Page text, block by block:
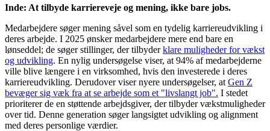
Inde: At tilbyde karriereveje og mening, ikke bare jobs.
Medarbejdere søger mening såvel som en tydelig karriereudvikling i
deres arbejde. I 2025 ønsker medarbejdere mere end bare en
lønseddel; de søger stillinger, der tilbyderklare muligheder for vækst
og udvikling. En nylig undersøgelse viser, at 94% af medarbejderne
ville blive længere i en virksomhed, hvis den investerede i deres
karriereudvikling. Derudover viser nyere undersøgelser, at Gen Z
bevæger sig væk fra at se arbejde som et "livslangt job". I stedet
prioriterer de en støttende arbejdsgiver, der tilbyder vækstmuligheder
over tid. Denne generation søger langsigtet udvikling og alignment
med deres personlige værdier.